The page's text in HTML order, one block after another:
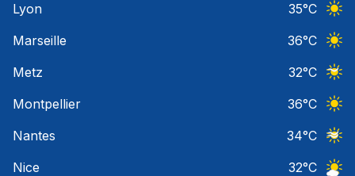
Lyon
35°C
Marseille
36°C
Metz
32°C
Montpellier
36°C
Nantes
34°C
Nice
32°C